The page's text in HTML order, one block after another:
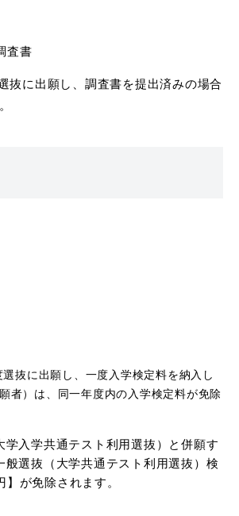
査書
抜に出願し、調査書を提出済みの場合
抜に出願し、一度入学検定料を納入し
者）は、同一年度内の入学検定料が免除
学入学共通テスト利用選抜）と併願す
般選抜（大学共通テスト利用選抜）検
が免除されます。